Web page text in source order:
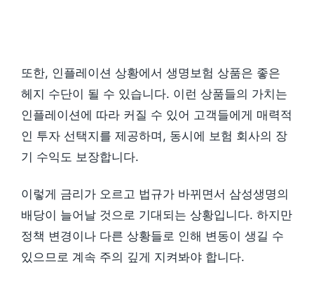
또한, 인플레이션 상황에서 생명보험 상품은 좋은
헤지 수단이 될 수 있습니다. 이런 상품들의 가치는
인플레이션에 따라 커질 수 있어 고객들에게 매력적
인 투자 선택지를 제공하며, 동시에 보험 회사의 장
기 수익도 보장합니다.
이렇게 금리가 오르고 법규가 바뀌면서 삼성생명의
배당이 늘어날 것으로 기대되는 상황입니다. 하지만
정책 변경이나 다른 상황들로 인해 변동이 생길 수
있으므로 계속 주의 깊게 지켜봐야 합니다.